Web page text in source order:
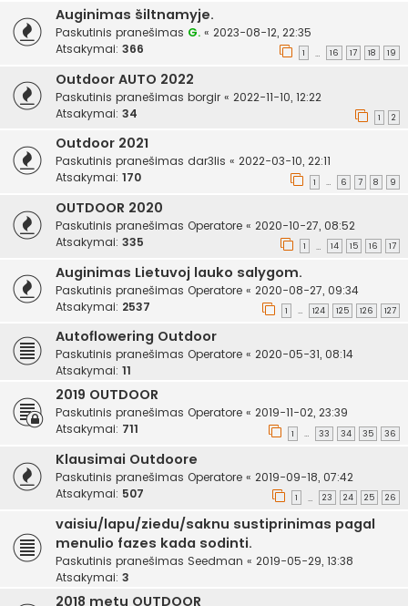
Auginimas šiltnamyje.
Paskutinis pranešimas G. « 2023-08-12, 22:35
Atsakymai: 366 1 … 16 17 18 19
Outdoor AUTO 2022
Paskutinis pranešimas borgir « 2022-11-10, 12:22
Atsakymai: 34 1 2
Outdoor 2021
Paskutinis pranešimas dar3lis « 2022-03-10, 22:11
Atsakymai: 170 1 … 6 7 8 9
OUTDOOR 2020
Paskutinis pranešimas Operatore « 2020-10-27, 08:52
Atsakymai: 335 1 … 14 15 16 17
Auginimas Lietuvoj lauko salygom.
Paskutinis pranešimas Operatore « 2020-08-27, 09:34
Atsakymai: 2537 1 … 124 125 126 127
Autoflowering Outdoor
Paskutinis pranešimas Operatore « 2020-05-31, 08:14
Atsakymai: 11
2019 OUTDOOR
Paskutinis pranešimas Operatore « 2019-11-02, 23:39
Atsakymai: 711 1 … 33 34 35 36
Klausimai Outdoore
Paskutinis pranešimas Operatore « 2019-09-18, 07:42
Atsakymai: 507 1 … 23 24 25 26
vaisiu/lapu/ziedu/saknu sustiprinimas pagal
menulio fazes kada sodinti.
Paskutinis pranešimas Seedman « 2019-05-29, 13:38
Atsakymai: 3
2018 metų OUTDOOR